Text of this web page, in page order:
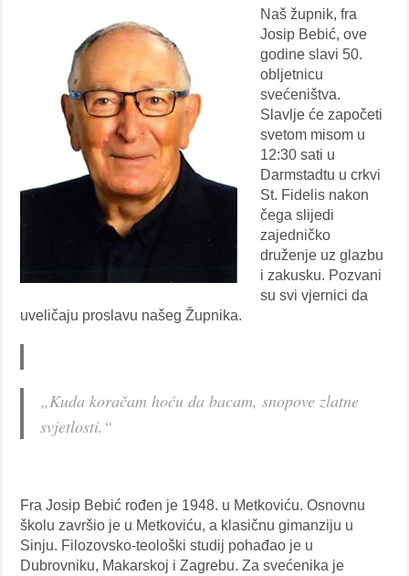
Naš župnik, fra
Josip Bebić, ove
godine slavi 50.
obljetnicu
svećeništva.
Slavlje će započeti
svetom misom u
12:30 sati u
Darmstadtu u crkvi
St. Fidelis nakon
čega slijedi
zajedničko
druženje uz glazbu
i zakusku. Pozvani
su svi vjernici da
uveličaju proslavu našeg Župnika.
„Kuda koračam hoću da bacam, snopove zlatne
svjetlosti.“
Fra Josip Bebić rođen je 1948. u Metkoviću. Osnovnu
školu završio je u Metkoviću, a klasičnu gimanziju u
Sinju. Filozovsko-teološki studij pohađao je u
Dubrovniku, Makarskoj i Zagrebu. Za svećenika je